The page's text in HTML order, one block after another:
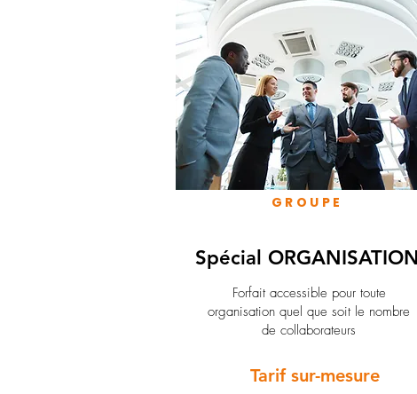
GROUPE
Spécial ORGANISATION
Forfait accessible pour toute
organisation quel que soit le nombre
de collaborateurs
Tarif sur-mesure